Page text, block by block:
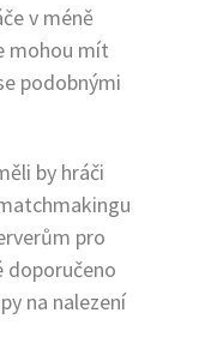
v méně
mohou mít
podobnými
by hráči
pro
doporučeno
na nalezení